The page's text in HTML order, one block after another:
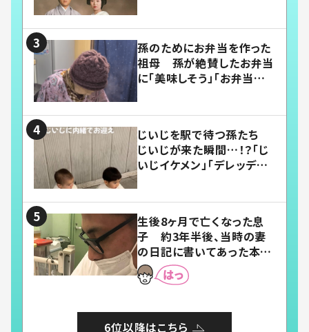
孫のためにお弁当を作った
祖母 孫が絶賛したお弁当
に「美味しそう」「お弁当すご
じいじを駅で待つ孫たち
じいじが来た瞬間…！？「じ
いじイケメン」「デレッデレ」
生後8ヶ月で亡くなった息
子 約3年半後、当時の妻
の日記に書いてあった本音
とは
6位以降はこちら